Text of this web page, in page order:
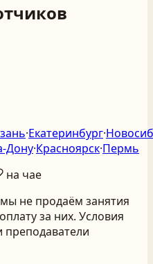
·Екатеринбург·
·Красноярск·Пермь
на чае
не продаём занятия
за них. Условия
преподаватели